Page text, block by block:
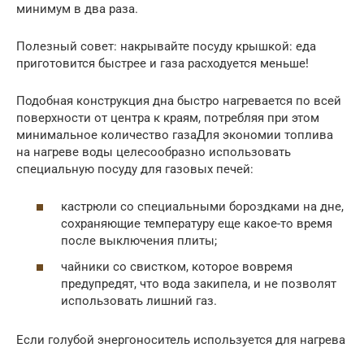
минимум в два раза.
Полезный совет: накрывайте посуду крышкой: еда
приготовится быстрее и газа расходуется меньше!
Подобная конструкция дна быстро нагревается по всей
поверхности от центра к краям, потребляя при этом
минимальное количество газаДля экономии топлива
на нагреве воды целесообразно использовать
специальную посуду для газовых печей:
кастрюли со специальными бороздками на дне,
сохраняющие температуру еще какое-то время
после выключения плиты;
чайники со свистком, которое вовремя
предупредят, что вода закипела, и не позволят
использовать лишний газ.
Если голубой энергоноситель используется для нагрева